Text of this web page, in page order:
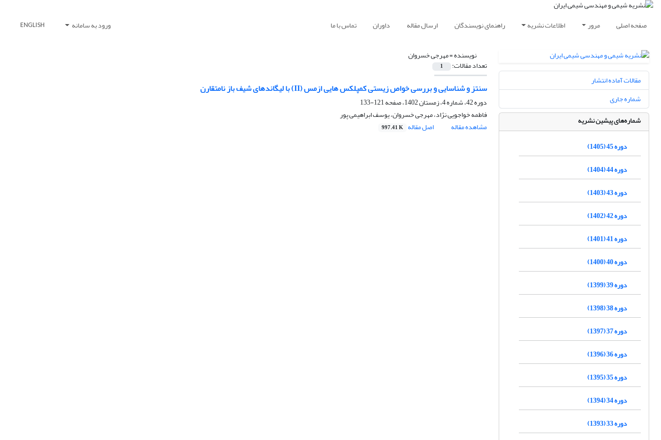
صفحه اصلی مرور اطلاعات نشریه راهنمای نویسندگان ارسال مقاله داوران تماس با ما ورود به سامانه ENGLISH
نویسنده =مهرجی خسروان
تعداد مقالات: 1
سنتز و شناسایی و بررسی خواص زیستی کمپلکس هایی ازمس (II) با لیگاندهای شیف باز نامتقارن
دوره 42، شماره 4، زمستان 1402، صفحه
121-133
فاطمه خواجویی نژاد، مهرجی خسروان، یوسف ابراهیمی پور
مشاهده مقاله
اصل مقاله 997.41 K
مقالات آماده انتشار
شماره جاری
شماره‌های پیشین نشریه
دوره 45 (1405)
دوره 44 (1404)
دوره 43 (1403)
دوره 42 (1402)
دوره 41 (1401)
دوره 40 (1400)
دوره 39 (1399)
دوره 38 (1398)
دوره 37 (1397)
دوره 36 (1396)
دوره 35 (1395)
دوره 34 (1394)
دوره 33 (1393)